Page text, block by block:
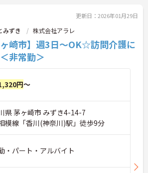
更新日：2026年01月29日
みずき 株式会社アラレ
ヶ崎市】週3日～OK☆訪問介護に
非常勤＞
円～
県 茅ヶ崎市 みずき4-14-7
模線「香川(神奈川)駅」徒歩9分
・パート・アルバイト